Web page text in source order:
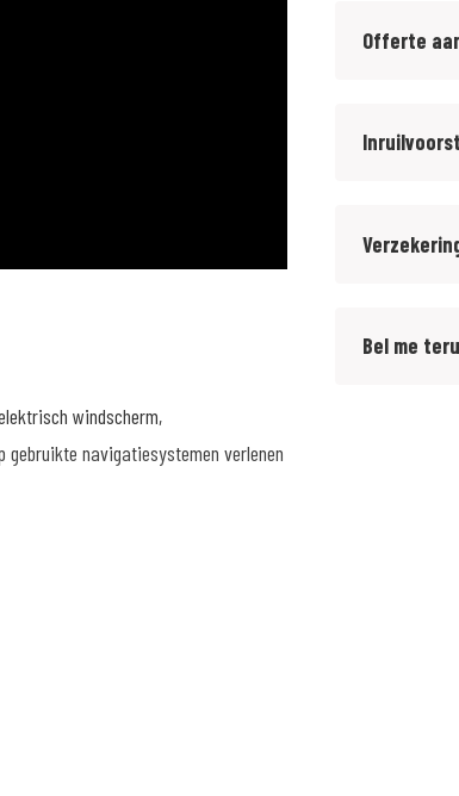
windscherm,
navigatiesystemen verlenen
Offerte
Bel me